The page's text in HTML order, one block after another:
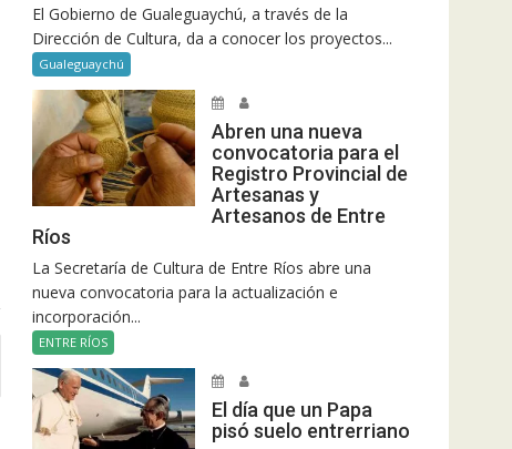
El Gobierno de Gualeguaychú, a través de la
Dirección de Cultura, da a conocer los proyectos...
Gualeguaychú
Abren una nueva
convocatoria para el
Registro Provincial de
Artesanas y
Artesanos de Entre
Ríos
La Secretaría de Cultura de Entre Ríos abre una
nueva convocatoria para la actualización e
incorporación...
ENTRE RÍOS
El día que un Papa
pisó suelo entrerriano